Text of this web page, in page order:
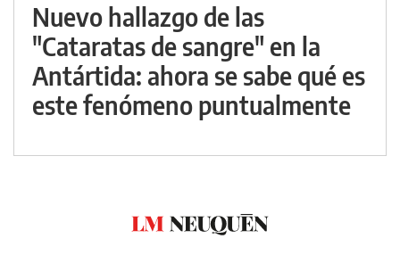
Nuevo hallazgo de las
"Cataratas de sangre" en la
Antártida: ahora se sabe qué es
este fenómeno puntualmente